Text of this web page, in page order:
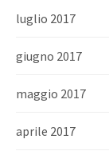
luglio 2017
giugno 2017
maggio 2017
aprile 2017